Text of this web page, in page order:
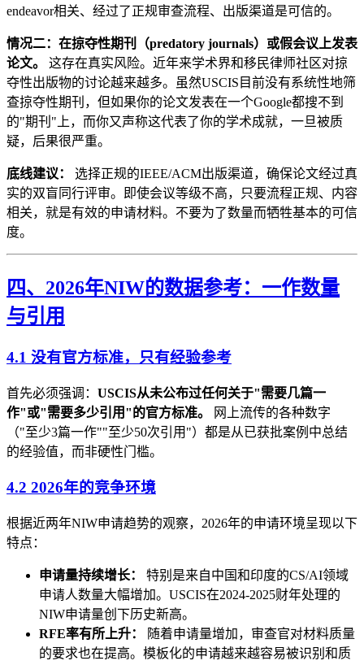
endeavor相关、经过了正规审查流程、出版渠道是可信的。
情况二：在掠夺性期刊（predatory journals）或假会议上发表
论文。
这存在真实风险。近年来学术界和移民律师社区对掠
夺性出版物的讨论越来越多。虽然USCIS目前没有系统性地筛
查掠夺性期刊，但如果你的论文发表在一个Google都搜不到
的"期刊"上，而你又声称这代表了你的学术成就，一旦被质
疑，后果很严重。
底线建议：
选择正规的IEEE/ACM出版渠道，确保论文经过真
实的双盲同行评审。即使会议等级不高，只要流程正规、内容
相关，就是有效的申请材料。不要为了数量而牺牲基本的可信
度。
四、2026年NIW的数据参考：一作数量
与引用
4.1 没有官方标准，只有经验参考
首先必须强调： USCIS从未公布过任何关于"需要几篇一
作"或"需要多少引用"的官方标准。
网上流传的各种数字
（"至少3篇一作""至少50次引用"）都是从已获批案例中总结
的经验值，而非硬性门槛。
4.2 2026年的竞争环境
根据近两年NIW申请趋势的观察，2026年的申请环境呈现以下
特点：
申请量持续增长：
特别是来自中国和印度的CS/AI领域
申请人数量大幅增加。USCIS在2024-2025财年处理的
NIW申请量创下历史新高。
RFE率有所上升：
随着申请量增加，审查官对材料质量
的要求也在提高。模板化的申请越来越容易被识别和质